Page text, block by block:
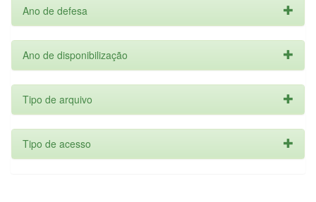
Ano de defesa
Ano de disponibilização
Tipo de arquivo
Tipo de acesso